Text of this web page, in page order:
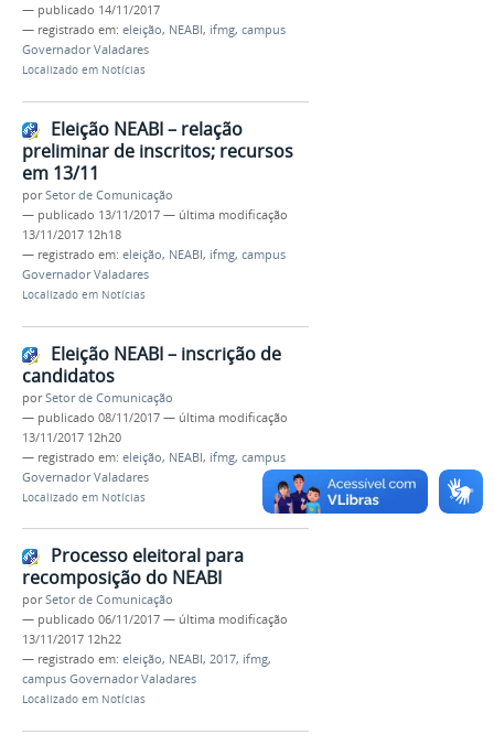
— publicado 14/11/2017
— registrado em: eleição, NEABI, ifmg, campus
Governador Valadares
Localizado em Notícias
Eleição NEABI – relação
preliminar de inscritos; recursos
em 13/11
porSetor de Comunicação
— publicado 13/11/2017 — última modificação
13/11/2017 12h18
— registrado em: eleição, NEABI, ifmg, campus
Governador Valadares
Localizado em Notícias
Eleição NEABI – inscrição de
candidatos
porSetor de Comunicação
— publicado 08/11/2017 — última modificação
13/11/2017 12h20
— registrado em: eleição, NEABI, ifmg, campus
Governador Valadares
Localizado em Notícias
Processo eleitoral para
recomposição do NEABI
porSetor de Comunicação
— publicado 06/11/2017 — última modificação
13/11/2017 12h22
— registrado em: eleição, NEABI, 2017, ifmg,
campus Governador Valadares
Localizado em Notícias